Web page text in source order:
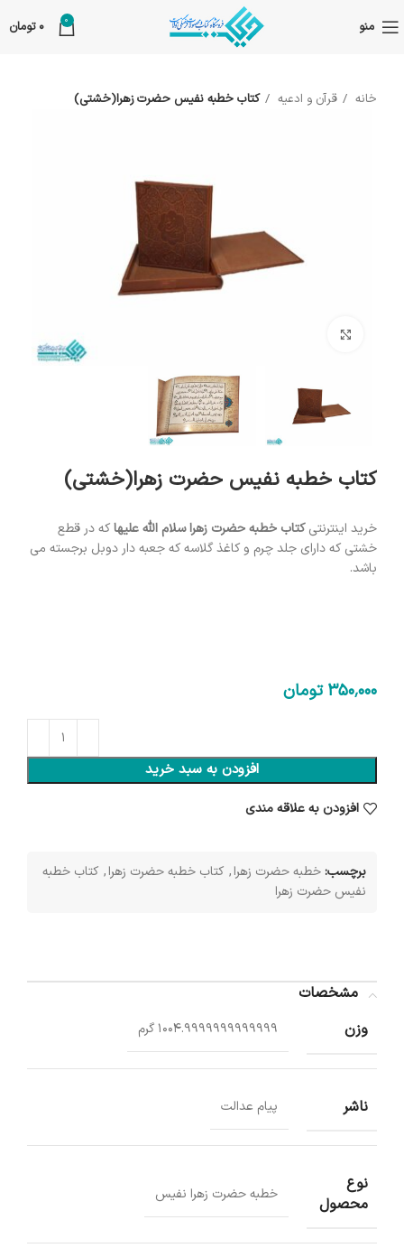
منو 0
0 تومان
خانه قرآن و ادعیه کتاب خطبه نفیس حضرت زهرا(خشتی)
کتاب خطبه نفیس حضرت زهرا(خشتی)
خرید اینترنتیکتاب خطبه حضرت زهرا سلام اللهعلیهاکه در قطع
خشتی که دارای جلد چرم و کاغذ گلاسه که جعبه دار دوبل برجسته می
باشد.
350٬000 تومان
افزودن به سبد خرید
افزودن به علاقه مندی
برچسب:خطبه حضرت زهرا, کتاب خطبه حضرت زهرا, کتاب خطبه
نفیس حضرت زهرا
مشخصات
وزن
1004.9999999999999 گرم
ناشر پیام عدالت
نوع
محصول
خطبه حضرت زهرا نفیس